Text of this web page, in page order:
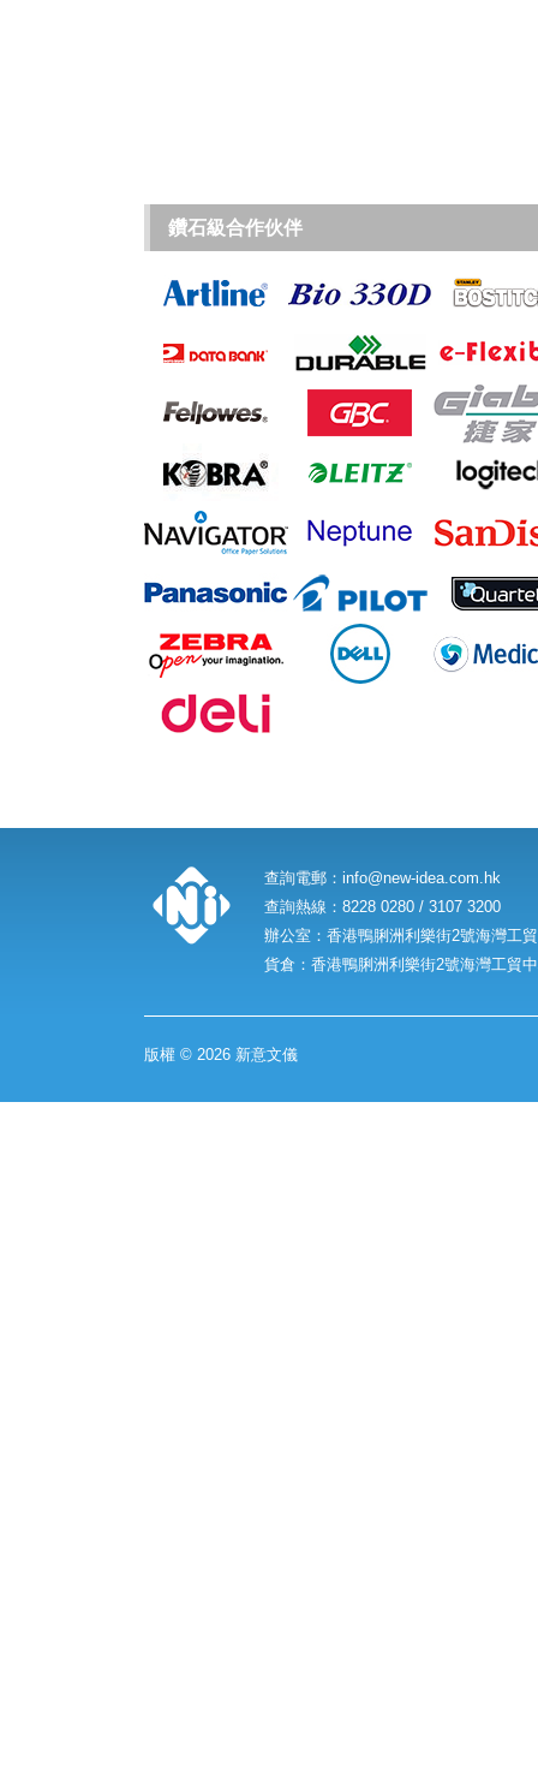
鑽石級合作伙伴
查詢電郵： info@new-idea.com.hk
查詢熱線：8228 0280 / 3107 3200
辦公室：香港鴨脷洲利樂街2號海灣工
貨倉：香港鴨脷洲利樂街2號海灣工貿
版權 © 2026 新意文儀